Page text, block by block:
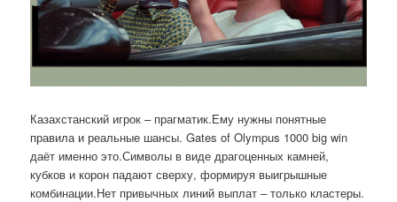
Казахстанский игрок – прагматик.Ему нужны понятные
правила и реальные шансы. Gates of Olympus 1000 big win
даёт именно это.Символы в виде драгоценных камней,
кубков и корон падают сверху, формируя выигрышные
комбинации.Нет привычных линий выплат – только кластеры.